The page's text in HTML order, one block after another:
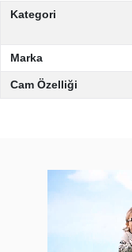
Kategori
Marka
Cam Özelliği